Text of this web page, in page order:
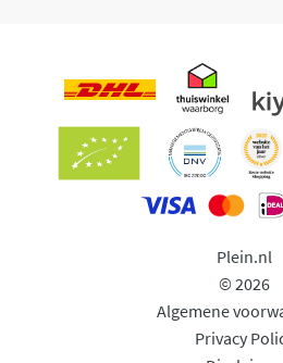
Plein.nl
© 2026
Algemene
Privacy